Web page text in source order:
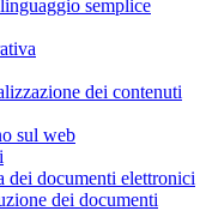
semplice
dei contenuti
sul web
dei documenti elettronici
dei documenti